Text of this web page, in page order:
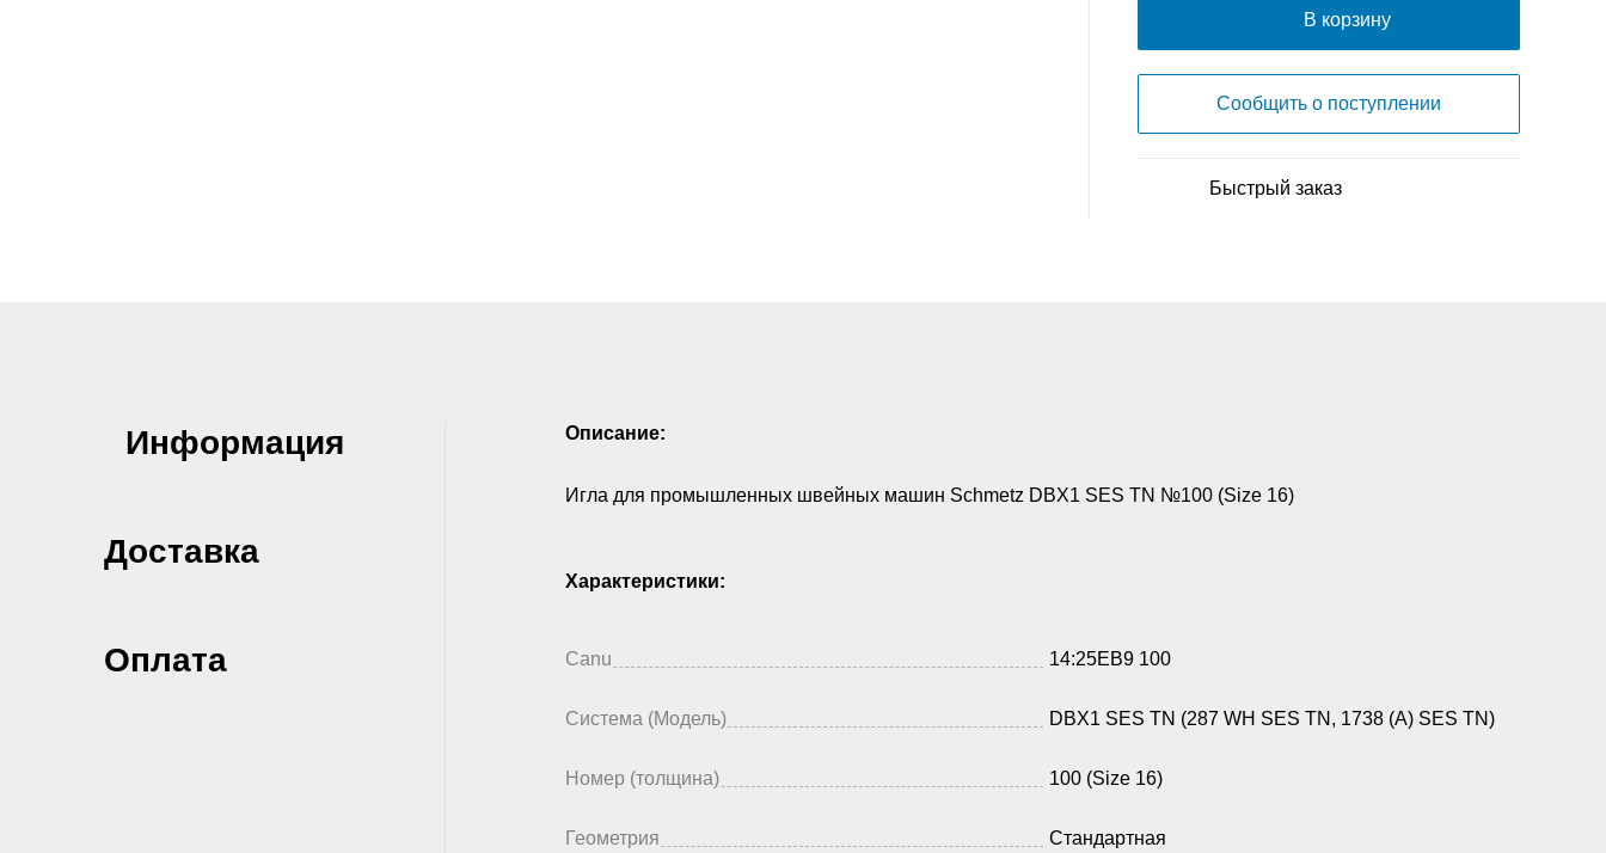
В корзину
Сообщить о поступлении
Быстрый заказ
Информация
Доставка
Оплата
Описание:
Игла для промышленных швейных машин Schmetz DBX1 SES TN №100 (Size 16)
Характеристики:
Canu 14:25EB9 100
Система (Модель) DBX1 SES TN (287 WH SES TN, 1738 (A) SES TN)
Номер (толщина) 100 (Size 16)
Геометрия Стандартная